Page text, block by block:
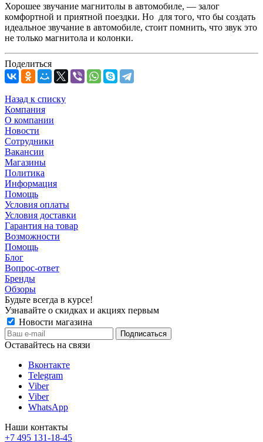
Хорошее звучание магнитолы в автомобиле, — залог
комфортной и приятной поездки. Но для того, что бы создать
идеальное звучание в автомобиле, стоит помнить, что звук это
не только магнитола и колонки.
Поделиться
Назад к списку
Компания
О компании
Новости
Сотрудники
Вакансии
Магазины
Политика
Информация
Помощь
Условия оплаты
Условия доставки
Гарантия на товар
Возможности
Помощь
Блог
Вопрос-ответ
Бренды
Обзоры
Будьте всегда в курсе!
Узнавайте о скидках и акциях первым
Новости магазина
Оставайтесь на связи
Вконтакте
Telegram
Viber
Viber
WhatsApp
Наши контакты
+7 495 131-18-45